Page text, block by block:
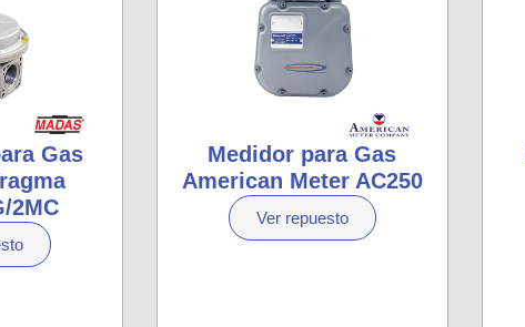
Gas
2MC
Medidor para Gas
American Meter AC250
Ver repuesto